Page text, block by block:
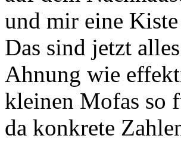
und mir eine
Das sind jetzt
Ahnung wie
kleinen Mofas so
da konkrete